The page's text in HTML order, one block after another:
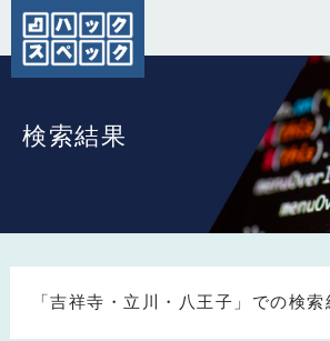
検索結果
「吉祥寺・立川・八王子」での検索